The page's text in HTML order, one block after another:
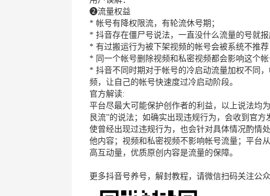
❷流量权益
* 帐号有降权限流，有轮流休号期；
* 抖音存在僵尸号说法，一直没什么流量的号就报
* 有过搬运行为被下架视频的帐号会被系统不推荐
* 同一个帐号删除视频和私密视频都会影响这个帐
* 抖音不同时期对于帐号的冷启动流量加权不同
频，让自己的帐号快速度过冷启动阶段。
官方解读:
平台尽最大可能保护创作者的利益，以上说法均
艮流”的说法；如确实出现违规行为，会收到官
使曾经出现过违规行为，也会针对具体情况酌情
他内容；视频和私密视频不影响帐号流量；平台
高互动量，优质原创内容是流量的保障。
更多抖音号养号，解封教程，请微信扫码关注公